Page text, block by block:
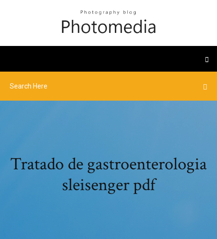
Tratado de gastroenterologia
sleisenger pdf